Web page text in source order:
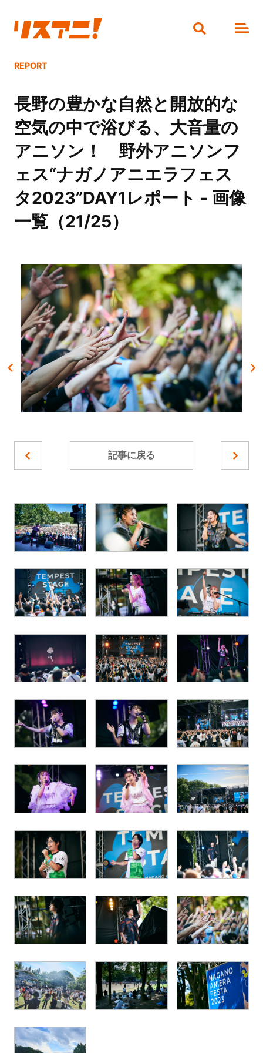
REPORT
長野の豊かな自然と開放的な
空気の中で浴びる、大音量の
アニソン！ 野外アニソンフ
ェス“ナガノアニエラフェス
タ2023”DAY1レポート - 画像
一覧（21/25）
記事に戻る